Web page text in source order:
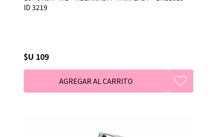
ID 3219
$U 109